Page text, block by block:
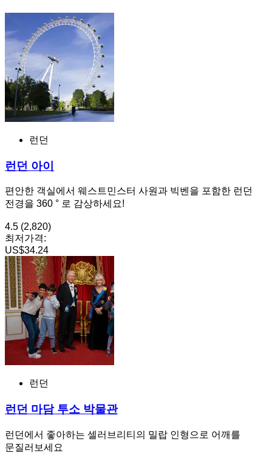
런던
런던 아이
편안한 객실에서 웨스트민스터 사원과 빅벤을 포함한 런던
전경을 360 ° 로 감상하세요!
4.5 (2,820)
최저가격:
US$34.24
런던
런던 마담 투소 박물관
런던에서 좋아하는 셀러브리티의 밀랍 인형으로 어깨를
문질러보세요